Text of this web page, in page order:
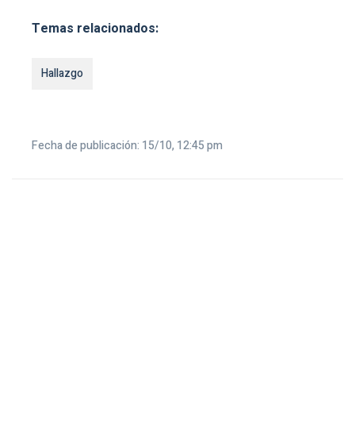
Temas relacionados:
Hallazgo
Fecha de publicación: 15/10, 12:45 pm